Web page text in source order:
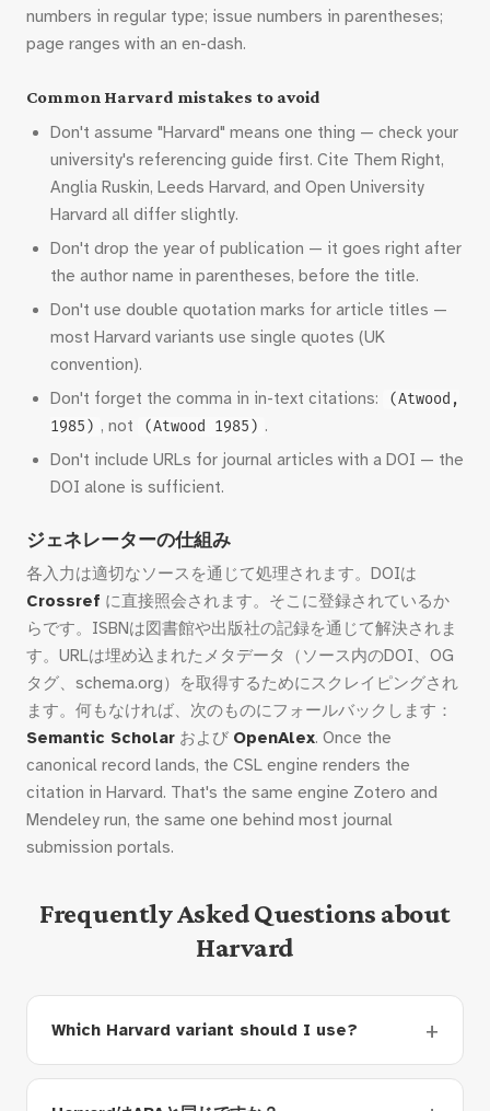
numbers in regular type; issue numbers in parentheses;
page ranges with an en-dash.
Common Harvard mistakes to avoid
Don't assume "Harvard" means one thing — check your
university's referencing guide first. Cite Them Right,
Anglia Ruskin, Leeds Harvard, and Open University
Harvard all differ slightly.
Don't drop the year of publication — it goes right after
the author name in parentheses, before the title.
Don't use double quotation marks for article titles —
most Harvard variants use single quotes (UK
convention).
Don't forget the comma in in-text citations:
(Atwood,
1985) , not (Atwood 1985) .
Don't include URLs for journal articles with a DOI — the
DOI alone is sufficient.
ジェネレーターの仕組み
各入力は適切なソースを通じて処理されます。DOIは
Crossref に直接照会されます。そこに登録されているか
らです。ISBNは図書館や出版社の記録を通じて解決されま
す。URLは埋め込まれたメタデータ（ソース内のDOI、OG
タグ、schema.org）を取得するためにスクレイピングされ
ます。何もなければ、次のものにフォールバックします：
Semantic Scholar および OpenAlex. Once the
canonical record lands, the CSL engine renders the
citation in Harvard. That's the same engine Zotero and
Mendeley run, the same one behind most journal
submission portals.
Frequently Asked Questions about
Harvard
Which Harvard variant should I use?